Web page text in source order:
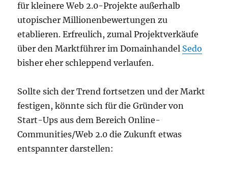
für kleinere Web 2.0-Projekte außerhalb
utopischer Millionenbewertungen zu
etablieren. Erfreulich, zumal Projektverkäufe
über den Marktführer im Domainhandel Sedo
bisher eher schleppend verlaufen.
Sollte sich der Trend fortsetzen und der Markt
festigen, könnte sich für die Gründer von
Start-Ups aus dem Bereich Online-
Communities/Web 2.0 die Zukunft etwas
entspannter darstellen: